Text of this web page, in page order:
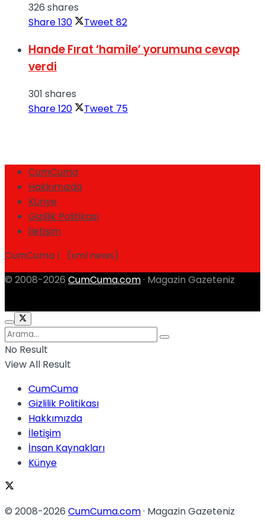
326 shares
Share130 Tweet 82
Hande Fırat ‘hamile’ yorumuna cevap
verdi
301 shares
Share120 Tweet 75
CumCuma
Hakkımızda
Künye
Gizlilik Politikası
İletişim
CumCuma | (xml news)
© 2008-2026 CumCuma.com · Magazin Gazeteniz
No Result
View All Result
CumCuma
Gizlilik Politikası
Hakkımızda
İletişim
İnsan Kaynakları
Künye
© 2008-2026 CumCuma.com· Magazin Gazeteniz